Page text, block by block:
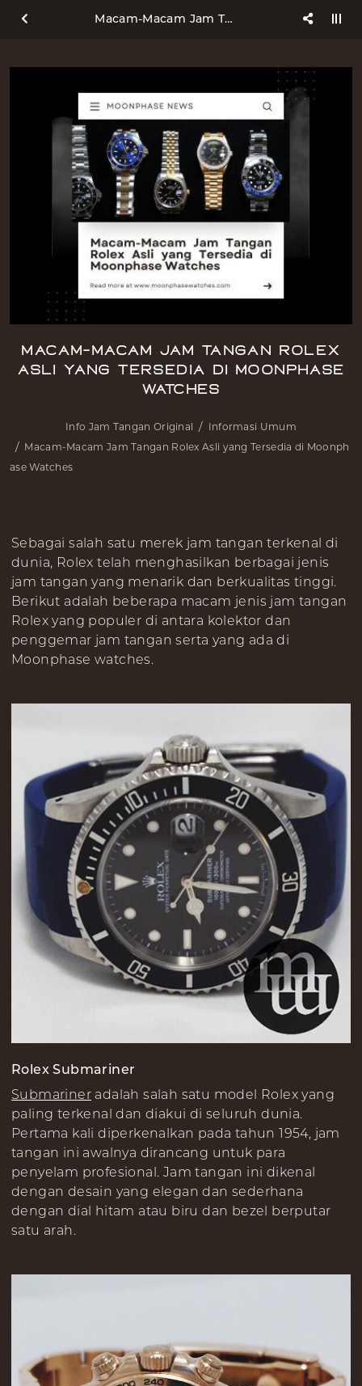
Macam-Macam Jam Tangan Rolex Asli yang Tersedia di Moonphase Watches
Macam-Macam Jam Tangan Rolex
Asli yang Tersedia di Moonphase
Watches
Info Jam Tangan Original
Informasi Umum
Macam-Macam Jam Tangan Rolex Asli yang Tersedia di Moonph
ase Watches
Sebagai salah satu merek jam tangan terkenal di
dunia, Rolex telah menghasilkan berbagai jenis
jam tangan yang menarik dan berkualitas tinggi.
Berikut adalah beberapa macam jenis jam tangan
Rolex yang populer di antara kolektor dan
penggemar jam tangan serta yang ada di
Moonphase watches.
Rolex Submariner
Submariner adalah salah satu model Rolex yang
paling terkenal dan diakui di seluruh dunia.
Pertama kali diperkenalkan pada tahun 1954, jam
tangan ini awalnya dirancang untuk para
penyelam profesional. Jam tangan ini dikenal
dengan desain yang elegan dan sederhana
dengan dial hitam atau biru dan bezel berputar
satu arah.